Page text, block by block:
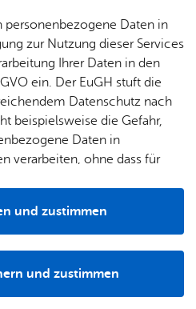
Bau­
stel­len
& Um­
lei­tun­
Um­
welt &
Kli­ma­
Sa­nie­
ren &
bi­li­en
Stadt­
Fa­mi­lie
& Kin­
der
Se­nio­
ren
Woh­
nen
re­frei
Pfle­ge
& Un­
ter­stüt­
zung
personenbezogene Daten in
zur Nutzung dieser Services
Ihrer Daten in den
ein. Der EuGH stuft die
Datenschutz nach
beispielsweise die Gefahr,
Daten in
verarbeiten, ohne dass für
und zustimmen
und zustimmen